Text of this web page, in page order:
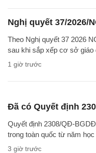
Nghị quyết 37/2026/
Theo Nghị quyết 37 2026
sau khi sắp xếp cơ sở giáo
1 giờ trước
Đã có Quyết định
Quyết định 2308/QĐ-
trong toàn quốc từ năm
3 giờ trước